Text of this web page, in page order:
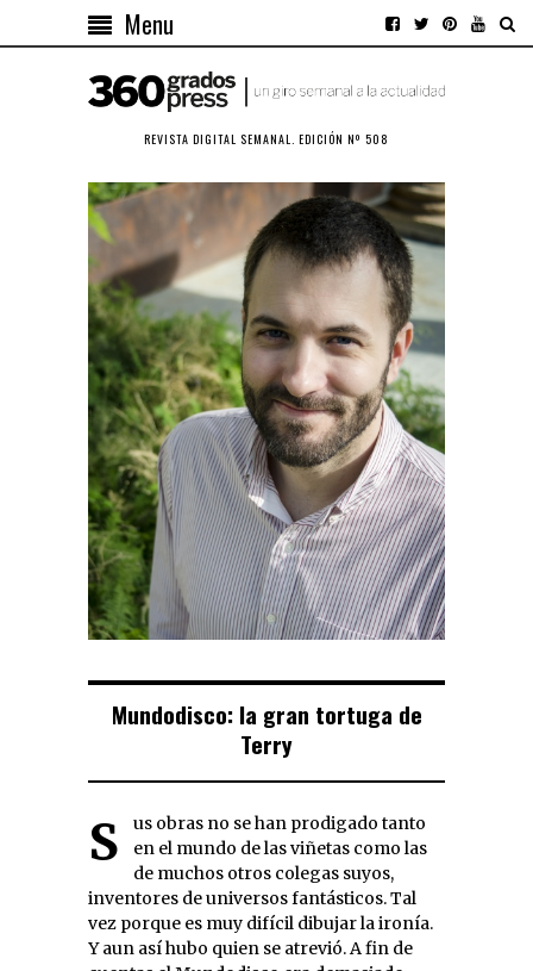
Menu
REVISTA DIGITAL SEMANAL. EDICIÓN Nº 508
Mundodisco: la gran tortuga de
Terry
Sus obras no se han prodigado tanto
en el mundo de las viñetas como las
de muchos otros colegas suyos,
inventores de universos fantásticos. Tal
vez porque es muy difícil dibujar la ironía.
Y aun así hubo quien se atrevió. A fin de